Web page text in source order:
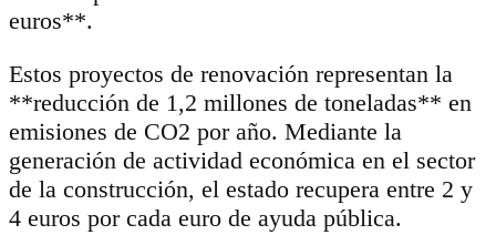
euros**.
Estos proyectos de renovación representan la
**reducción de 1,2 millones de toneladas** en
emisiones de CO2 por año. Mediante la
generación de actividad económica en el sector
de la construcción, el estado recupera entre 2 y
4 euros por cada euro de ayuda pública.